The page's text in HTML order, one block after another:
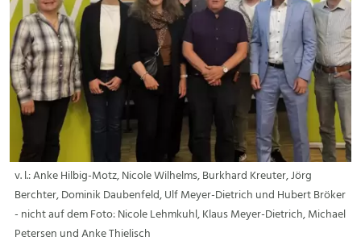
v. l.: Anke Hilbig-Motz, Nicole Wilhelms, Burkhard Kreuter, Jörg
Berchter, Dominik Daubenfeld, Ulf Meyer-Dietrich und Hubert Bröker
- nicht auf dem Foto: Nicole Lehmkuhl, Klaus Meyer-Dietrich, Michael
Petersen und Anke Thielisch